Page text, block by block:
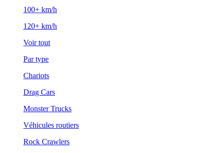
100+ km/h
120+ km/h
Voir tout
Par type
Chariots
Drag Cars
Monster Trucks
Véhicules routiers
Rock Crawlers